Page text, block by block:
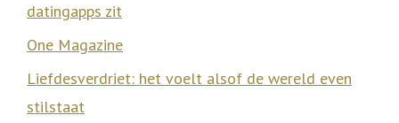
datingapps zit
One Magazine
Liefdesverdriet: het voelt alsof de wereld even
stilstaat